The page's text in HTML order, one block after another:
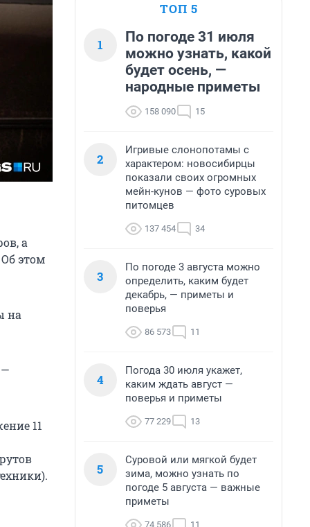
а
этом
на
11
ТОП 5
1
По погоде 31 июля
можно узнать, какой
будет осень, —
народные приметы
158 090 15
2
Игривые слонопотамы с
характером: новосибирцы
показали своих огромных
мейн-кунов — фото суровых
питомцев
137 454 34
3
По погоде 3 августа можно
определить, каким будет
декабрь, — приметы и
поверья
86 573 11
4
Погода 30 июля укажет,
каким ждать август —
поверья и приметы
77 229 13
5
Суровой или мягкой будет
зима, можно узнать по
погоде 5 августа — важные
приметы
74 586 11